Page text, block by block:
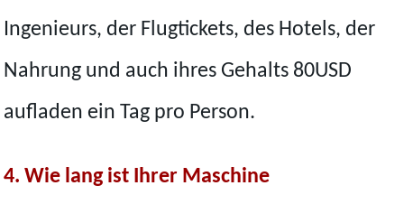
Ingenieurs, der Flugtickets, des Hotels, der
Nahrung und auch ihres Gehalts 80USD
aufladen ein Tag pro Person.
4. Wie lang ist Ihrer Maschine